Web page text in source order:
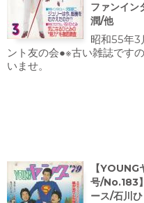
ファンイン
潤/他
昭和55年3
ント友の会●※古い雑誌です
いませ。
【
号/No.183
ース/石川